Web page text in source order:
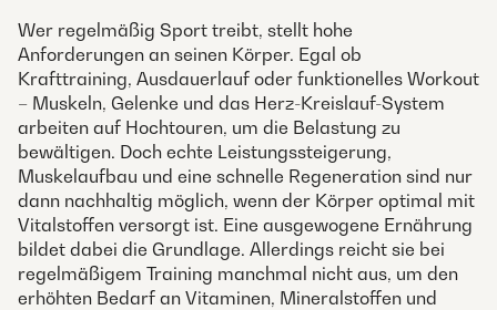
Wer regelmäßig Sport treibt, stellt hohe
Anforderungen an seinen Körper. Egal ob
Krafttraining, Ausdauerlauf oder funktionelles Workout
– Muskeln, Gelenke und das Herz-Kreislauf-System
arbeiten auf Hochtouren, um die Belastung zu
bewältigen. Doch echte Leistungssteigerung,
Muskelaufbau und eine schnelle Regeneration sind nur
dann nachhaltig möglich, wenn der Körper optimal mit
Vitalstoffen versorgt ist. Eine ausgewogene Ernährung
bildet dabei die Grundlage. Allerdings reicht sie bei
regelmäßigem Training manchmal nicht aus, um den
erhöhten Bedarf an Vitaminen, Mineralstoffen und